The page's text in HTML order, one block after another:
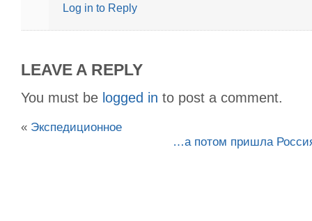
Log in to Reply
LEAVE A REPLY
You must be logged in to post a comment.
« Экспедиционное
…а потом пришла